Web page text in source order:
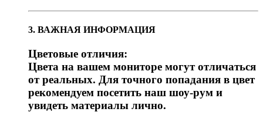
3. ВАЖНАЯ ИНФОРМАЦИЯ
Цветовые отличия:
Цвета на вашем мониторе могут отличаться
от реальных. Для точного попадания в цвет
рекомендуем посетить наш шоу-рум и
увидеть материалы лично.